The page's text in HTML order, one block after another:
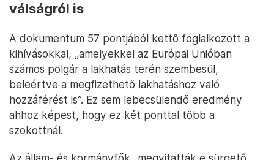
válságról is
A dokumentum 57 pontjából kettő foglalkozott a
kihívásokkal, „amelyekkel az Európai Unióban
számos polgár a lakhatás terén szembesül,
beleértve a megfizethető lakhatáshoz való
hozzáférést is”. Ez sem lebecsülendő eredmény
ahhoz képest, hogy ez két ponttal több a
szokottnál.